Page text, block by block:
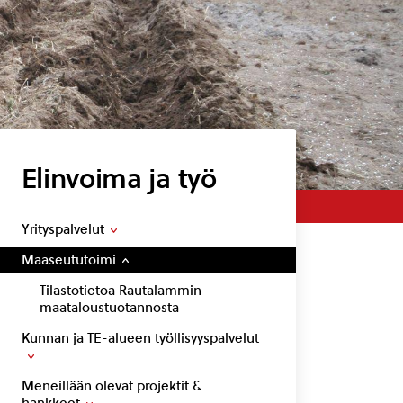
Elinvoima ja työ
Yrityspalvelut
Maaseututoimi
Tilastotietoa Rautalammin
maataloustuotannosta
Kunnan ja TE-alueen työllisyyspalvelut
Meneillään olevat projektit &